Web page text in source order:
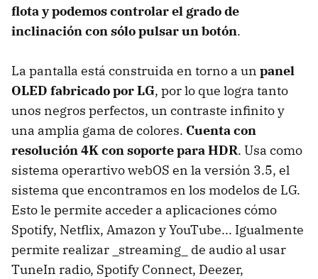
flota y podemos controlar el grado de
inclinación con sólo pulsar un botón.
La pantalla está construida en torno a un panel
OLED fabricado por LG, por lo que logra tanto
unos negros perfectos, un contraste infinito y
una amplia gama de colores. Cuenta con
resolución 4K con soporte para HDR. Usa como
sistema operartivo webOS en la versión 3.5, el
sistema que encontramos en los modelos de LG.
Esto le permite acceder a aplicaciones cómo
Spotify, Netflix, Amazon y YouTube... Igualmente
permite realizar _streaming_ de audio al usar
TuneIn radio, Spotify Connect, Deezer,